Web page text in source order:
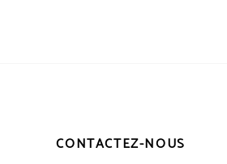
CONTACTEZ-NOUS